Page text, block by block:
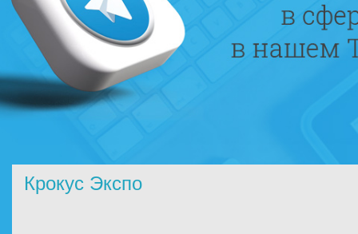
Крокус Экспо